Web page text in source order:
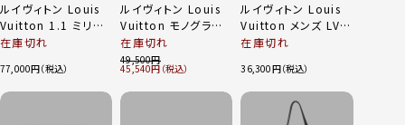
ルイヴィトン Louis
Vuitton 1.1 ミリオ
ネア LVロゴ ミラー
ア Z1166E ホワイト
在庫切れ
77,000
ルイヴィトン Louis
Vuitton モノグラム
チェリー アジェンダ
PM 手帳カバー
R21023 ブラウン
在庫切れ
49,500
45,540
ルイヴィトン Louis
Vuitton メンズ LVイ
ニシャル エピ サンチ
M9605 ホワイト
80/32
在庫切れ
36,300